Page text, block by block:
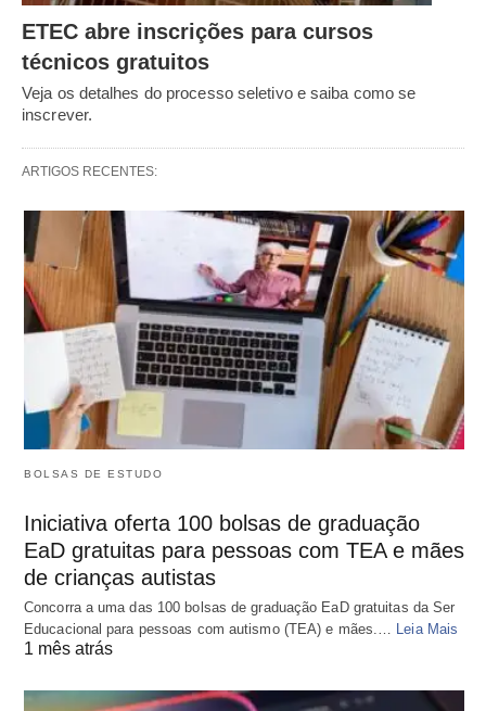
ETEC abre inscrições para cursos
técnicos gratuitos
Veja os detalhes do processo seletivo e saiba como se
inscrever.
ARTIGOS RECENTES:
BOLSAS DE ESTUDO
Iniciativa oferta 100 bolsas de graduação
EaD gratuitas para pessoas com TEA e mães
de crianças autistas
Concorra a uma das 100 bolsas de graduação EaD gratuitas da Ser
Educacional para pessoas com autismo (TEA) e mães.… Leia Mais
1 mês atrás